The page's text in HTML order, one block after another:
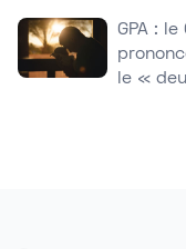
GPA :
le «